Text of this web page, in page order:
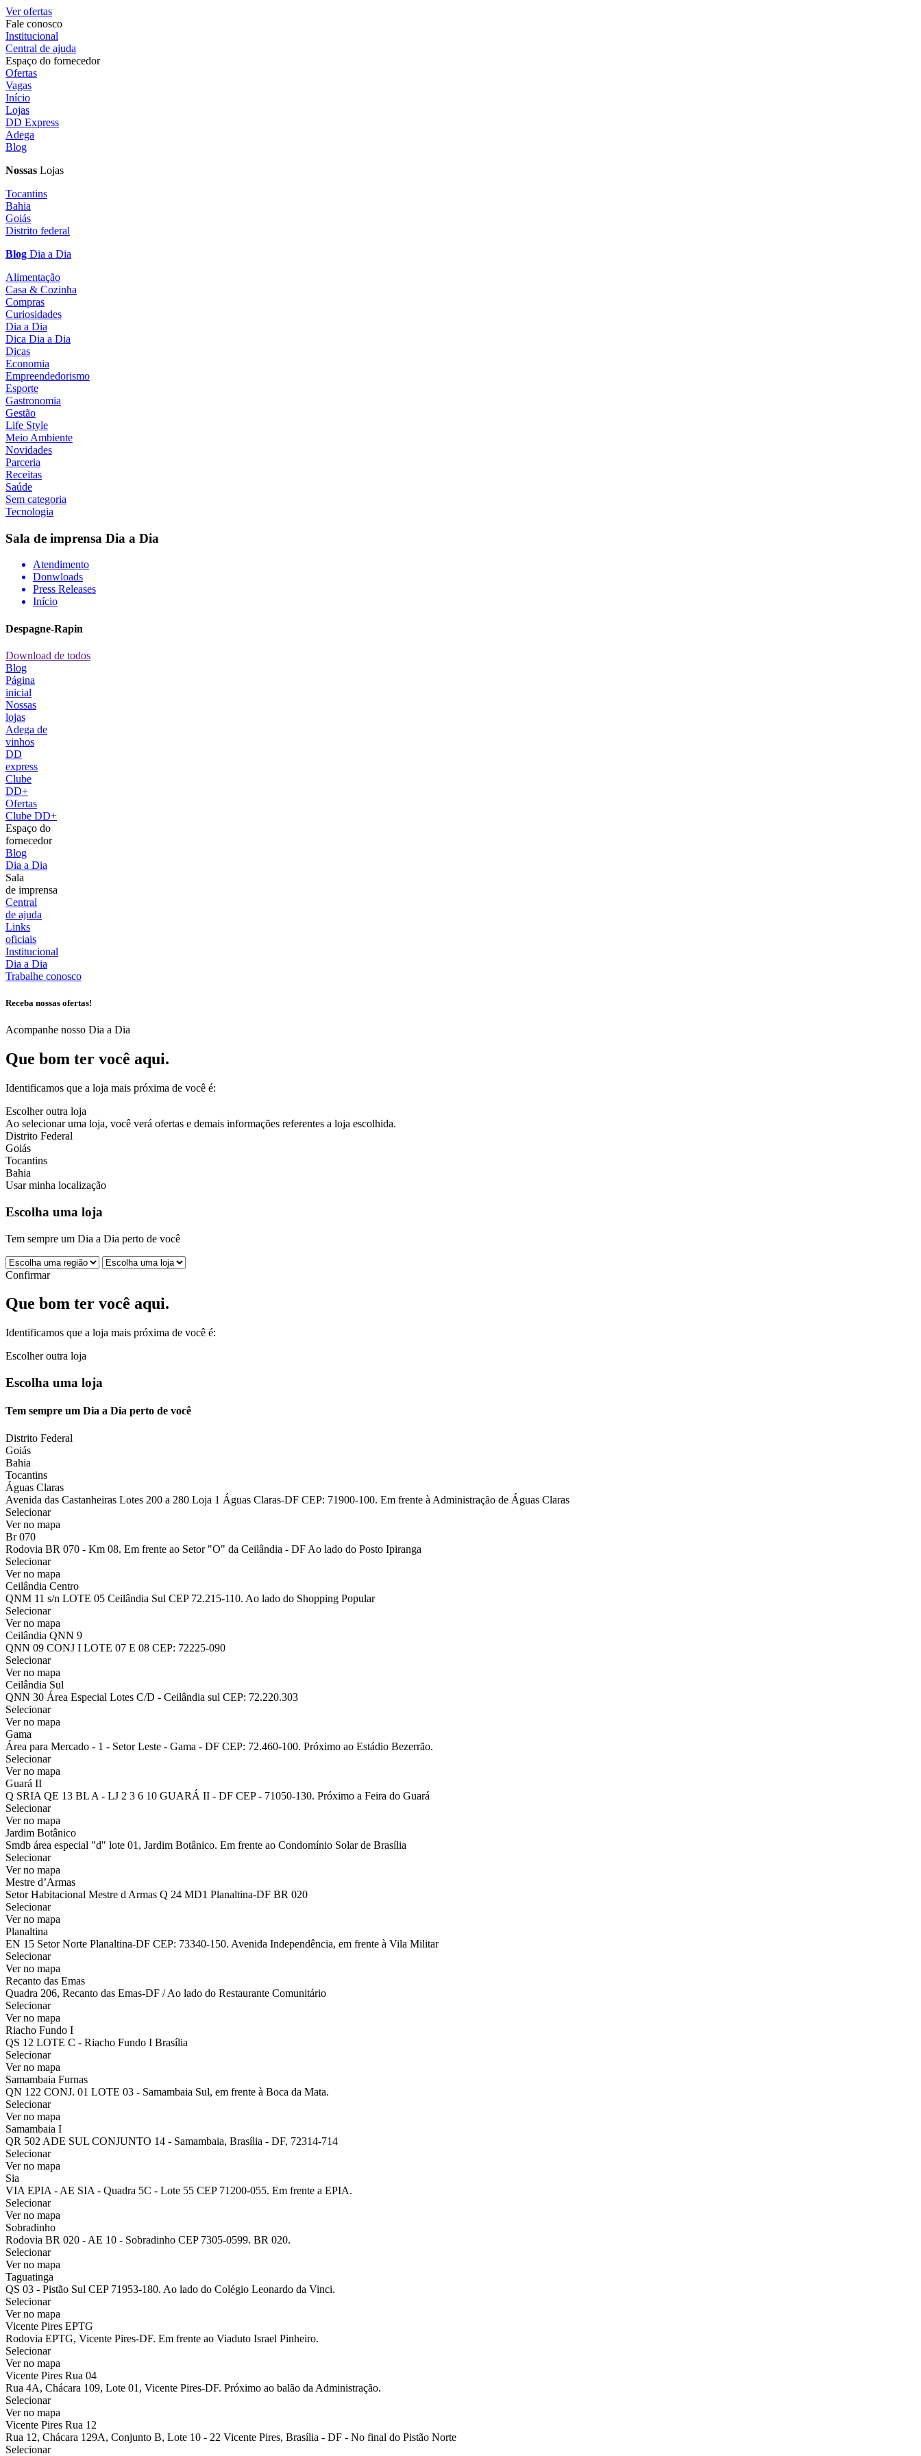
Ver ofertas
Fale conosco
Institucional
Central de ajuda
Espaço do fornecedor
Ofertas
Vagas
Início
Lojas
DD Express
Adega
Blog
Nossas Lojas
Tocantins
Bahia
Goiás
Distrito federal
Blog Dia a Dia
Alimentação
Casa & Cozinha
Compras
Curiosidades
Dia a Dia
Dica Dia a Dia
Dicas
Economia
Empreendedorismo
Esporte
Gastronomia
Gestão
Life Style
Meio Ambiente
Novidades
Parceria
Receitas
Saúde
Sem categoria
Tecnologia
Sala de imprensa Dia a Dia
Atendimento
Donwloads
Press Releases
Início
Despagne-Rapin
Download de todos
Blog
Página
inicial
Nossas
lojas
Adega de
vinhos
DD
express
Clube
DD+
Ofertas
Clube DD+
Espaço do
fornecedor
Blog
Dia a Dia
Sala
de imprensa
Central
de ajuda
Links
oficiais
Institucional
Dia a Dia
Trabalhe conosco
Receba nossas ofertas!
Acompanhe nosso Dia a Dia
Que bom ter você aqui.
Identificamos que a loja mais próxima de você é:
Escolher outra loja
Ao selecionar uma loja, você verá ofertas e demais informações referentes a loja escolhida.
Distrito Federal
Goiás
Tocantins
Bahia
Usar minha localização
Escolha uma loja
Tem sempre um Dia a Dia perto de você
Confirmar
Que bom ter você aqui.
Identificamos que a loja mais próxima de você é:
Escolher outra loja
Escolha uma loja
Tem sempre um Dia a Dia perto de você
Distrito Federal
Goiás
Bahia
Tocantins
Águas Claras
Avenida das Castanheiras Lotes 200 a 280 Loja 1 Águas Claras-DF CEP: 71900-100. Em frente à Administração de Águas Claras
Selecionar
Ver no mapa
Br 070
Rodovia BR 070 - Km 08. Em frente ao Setor "O" da Ceilândia - DF Ao lado do Posto Ipiranga
Selecionar
Ver no mapa
Ceilândia Centro
QNM 11 s/n LOTE 05 Ceilândia Sul CEP 72.215-110. Ao lado do Shopping Popular
Selecionar
Ver no mapa
Ceilândia QNN 9
QNN 09 CONJ I LOTE 07 E 08 CEP: 72225-090
Selecionar
Ver no mapa
Ceilândia Sul
QNN 30 Área Especial Lotes C/D - Ceilândia sul CEP: 72.220.303
Selecionar
Ver no mapa
Gama
Área para Mercado - 1 - Setor Leste - Gama - DF CEP: 72.460-100. Próximo ao Estádio Bezerrão.
Selecionar
Ver no mapa
Guará II
Q SRIA QE 13 BL A - LJ 2 3 6 10 GUARÁ II - DF CEP - 71050-130. Próximo a Feira do Guará
Selecionar
Ver no mapa
Jardim Botânico
Smdb área especial "d" lote 01, Jardim Botânico. Em frente ao Condomínio Solar de Brasília
Selecionar
Ver no mapa
Mestre d’Armas
Setor Habitacional Mestre d Armas Q 24 MD1 Planaltina-DF BR 020
Selecionar
Ver no mapa
Planaltina
EN 15 Setor Norte Planaltina-DF CEP: 73340-150. Avenida Independência, em frente à Vila Militar
Selecionar
Ver no mapa
Recanto das Emas
Quadra 206, Recanto das Emas-DF / Ao lado do Restaurante Comunitário
Selecionar
Ver no mapa
Riacho Fundo I
QS 12 LOTE C - Riacho Fundo I Brasília
Selecionar
Ver no mapa
Samambaia Furnas
QN 122 CONJ. 01 LOTE 03 - Samambaia Sul, em frente à Boca da Mata.
Selecionar
Ver no mapa
Samambaia I
QR 502 ADE SUL CONJUNTO 14 - Samambaia, Brasília - DF, 72314-714
Selecionar
Ver no mapa
Sia
VIA EPIA - AE SIA - Quadra 5C - Lote 55 CEP 71200-055. Em frente a EPIA.
Selecionar
Ver no mapa
Sobradinho
Rodovia BR 020 - AE 10 - Sobradinho CEP 7305-0599. BR 020.
Selecionar
Ver no mapa
Taguatinga
QS 03 - Pistão Sul CEP 71953-180. Ao lado do Colégio Leonardo da Vinci.
Selecionar
Ver no mapa
Vicente Pires EPTG
Rodovia EPTG, Vicente Pires-DF. Em frente ao Viaduto Israel Pinheiro.
Selecionar
Ver no mapa
Vicente Pires Rua 04
Rua 4A, Chácara 109, Lote 01, Vicente Pires-DF. Próximo ao balão da Administração.
Selecionar
Ver no mapa
Vicente Pires Rua 12
Rua 12, Chácara 129A, Conjunto B, Lote 10 - 22 Vicente Pires, Brasília - DF - No final do Pistão Norte
Selecionar